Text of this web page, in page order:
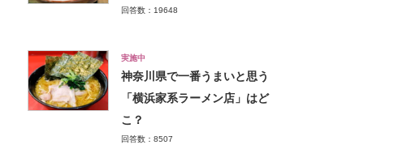
回答数：19648
実施中
神奈川県で一番うまいと思う
「横浜家系ラーメン店」はど
こ？
回答数：8507